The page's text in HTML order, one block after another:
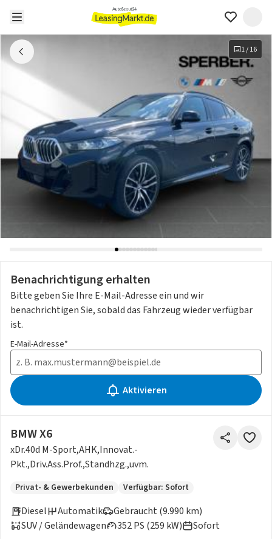
1/16
Benachrichtigung erhalten
Bitte geben Sie Ihre E-Mail-Adresse ein und wir
benachrichtigen Sie, sobald das Fahrzeug wieder verfügbar
ist.
E-Mail-Adresse*
Aktivieren
BMW X6
xDr.40d M-Sport,AHK,Innovat.-
Pkt.,Driv.Ass.Prof.,Standhzg.,uvm.
Privat- & Gewerbekunden Verfügbar: Sofort
Diesel
Gebraucht (9.990 km)
352 PS (259 kW)
Automatik
SUV / Geländewagen
Sofort